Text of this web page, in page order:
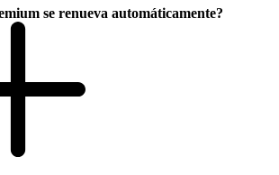
se renueva automáticamente?